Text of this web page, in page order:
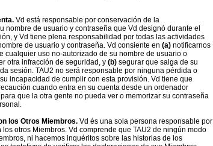
Vd está responsable por conservación de la
nombre de usuario y contraseña que Vd designó durante el
y Vd tiene plena responsabilidad por todas las actividades
de usuario y contraseña. Vd consiente en (a) notificarnos
cualquier uso no-autorizado de su nombre de usuario o
otra infracción de seguridad, y (b) segurar que salga de su
sesión. TAU2 no será responsable por ninguna pérdida o
incapacidad de cumplir con esta provisión. Vd tiene que
cuando entra en su cuenta desde un ordenador
que la otra gente no pueda ver o memorizar su contraseña
los Otros Miembros. Vd és una sola persona responsable por
otros Miembros. Vd comprende que TAU2 de ningún modo
ni hacemos inquéritos sobre las historias de los